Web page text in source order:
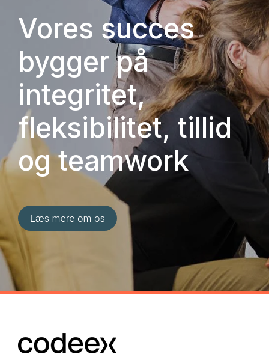
Vores succes
bygger på
integritet,
fleksibilitet, tillid
og teamwork